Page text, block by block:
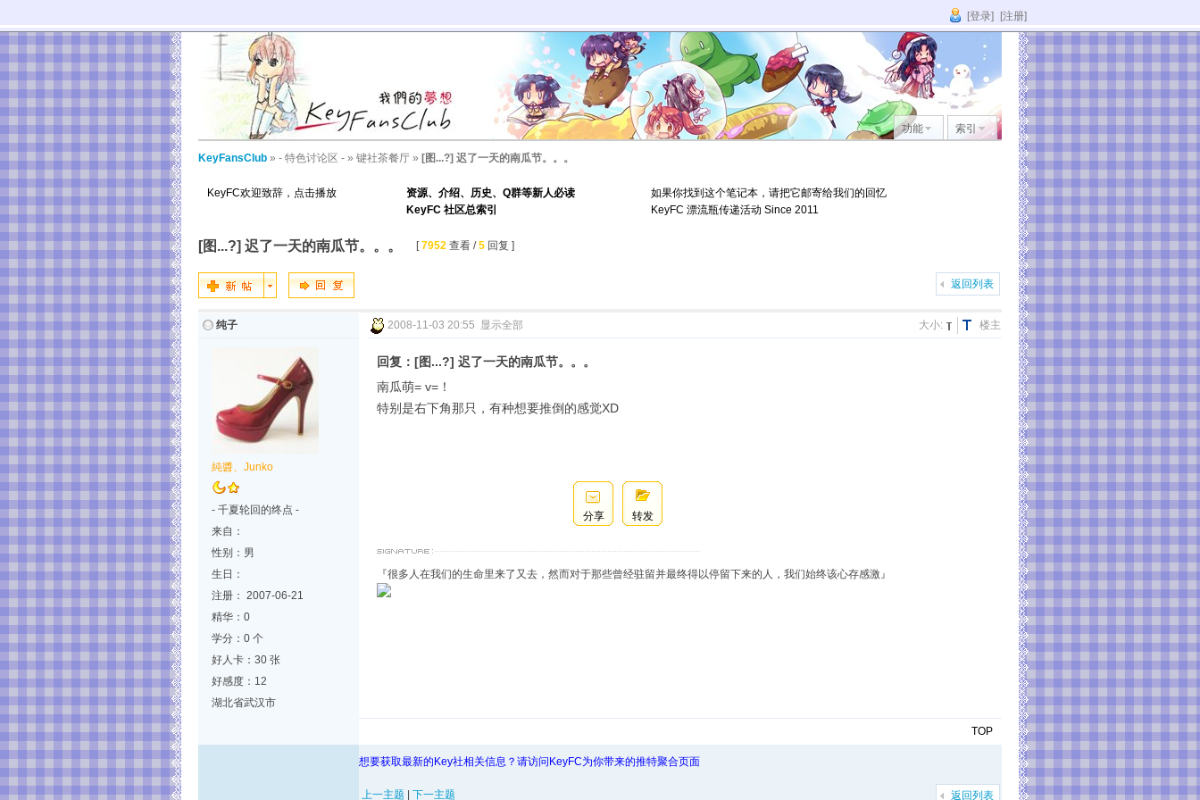
[登录] [注册]
功能 索引
KeyFansClub » - 特色讨论区 - » 键社茶餐厅 » [图...?] 迟了一天的南瓜节。。。
KeyFC欢迎致辞，点击播放
资源、介绍、历史、Q群等新人必读
KeyFC 社区总索引
如果你找到这个笔记本，请把它邮寄给我们的回忆
KeyFC 漂流瓶传递活动 Since 2011
[图...?] 迟了一天的南瓜节。。。 [7952 查看 /5 回复 ]
返回列表
纯子
純醬、Junko
- 千夏轮回的终点 -
来自：
性别：男
生日：
注册： 2007-06-21
精华：0
学分：0 个
好人卡：30 张
好感度：12
湖北省武汉市
2008-11-03 20:55 显示全部 楼主
大小:
回复：[图...?] 迟了一天的南瓜节。。。
南瓜萌= v=！
特别是右下角那只，有种想要推倒的感觉XD
分享 转发
『很多人在我们的生命里来了又去，然而对于那些曾经驻留并最终得以停留下来的人，我们始终该心存感激』
TOP
想要获取最新的Key社相关信息？请访问KeyFC为你带来的推特聚合页面
返回列表
上一主题 下一主题